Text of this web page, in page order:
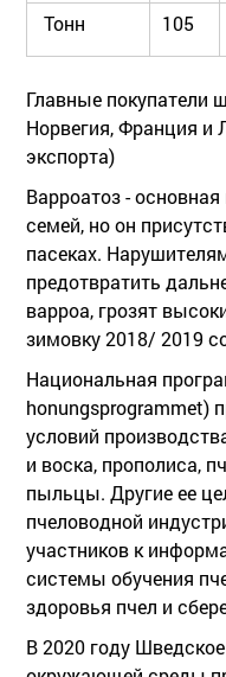
Тонн 105
Главные покупатели
Норвегия, Франция и
экспорта)
Варроатоз -
семей, но он
пасеках.
предотвратить
варроа, грозят
зимовку 2018/ 2019
Национальная
honungsprogrammet)
условий
и воска, прополиса,
пыльцы. Другие ее
пчеловодной
участников к
системы обучения
здоровья пчел и
В 2020 году